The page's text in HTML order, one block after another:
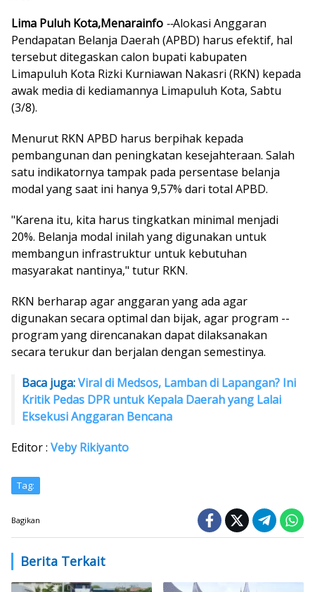
Lima Puluh Kota,Menarainfo --Alokasi Anggaran
Pendapatan Belanja Daerah (APBD) harus efektif, hal
tersebut ditegaskan calon bupati kabupaten
Limapuluh Kota Rizki Kurniawan Nakasri (RKN) kepada
awak media di kediamannya Limapuluh Kota, Sabtu
(3/8).
Menurut RKN APBD harus berpihak kepada
pembangunan dan peningkatan kesejahteraan. Salah
satu indikatornya tampak pada persentase belanja
modal yang saat ini hanya 9,57% dari total APBD.
"Karena itu, kita harus tingkatkan minimal menjadi
20%. Belanja modal inilah yang digunakan untuk
membangun infrastruktur untuk kebutuhan
masyarakat nantinya," tutur RKN.
RKN berharap agar anggaran yang ada agar
digunakan secara optimal dan bijak, agar program --
program yang direncanakan dapat dilaksanakan
secara terukur dan berjalan dengan semestinya.
Baca juga:Viral di Medsos, Lamban di Lapangan? Ini
Kritik Pedas DPR untuk Kepala Daerah yang Lalai
Eksekusi Anggaran Bencana
Editor : Veby Rikiyanto
Tag:
Bagikan
Berita Terkait